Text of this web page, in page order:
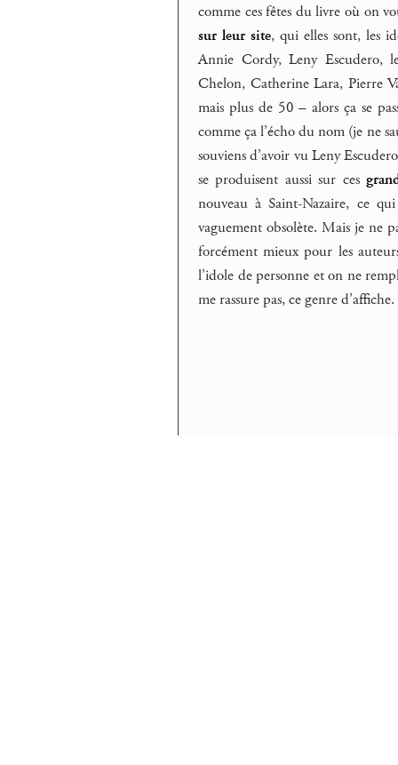
comme ces fêtes du livre où on
sur leur site, qui elles sont, les
Annie Cordy, Leny Escudero,
Chelon, Catherine Lara, Pierre
mais plus de 50 – alors ça se
comme ça l’écho du nom (je ne
souviens d’avoir vu Leny
se produisent aussi sur ces
nouveau à Saint-Nazaire, ce
vaguement obsolète. Mais je ne
forcément mieux pour les
l’idole de personne et on ne
me rassure pas, ce genre d’affiche.